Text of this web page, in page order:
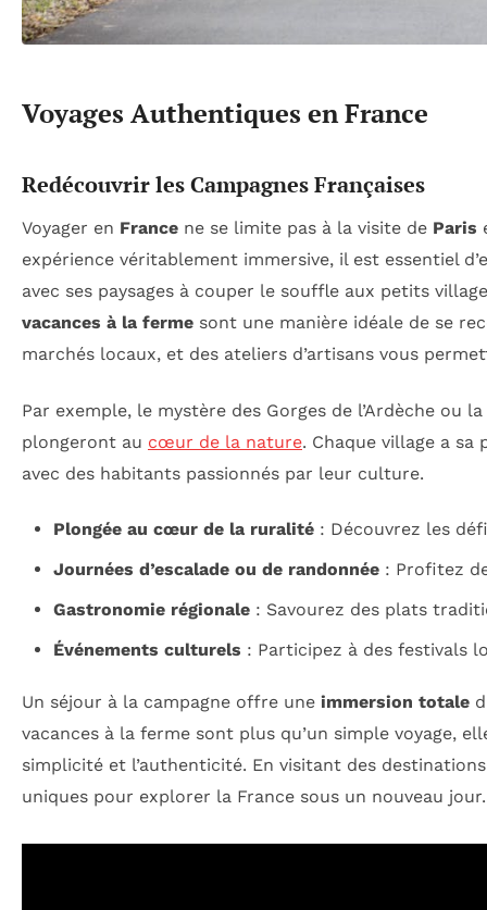
Voyages Authentiques en France
Redécouvrir les Campagnes Françaises
Voyager en France ne se limite pas à la visite de Paris
expérience véritablement immersive, il est essentiel
avec ses paysages à couper le souffle aux petits
vacances à la ferme sont une manière idéale de se
marchés locaux, et des ateliers d’artisans vous
Par exemple, le mystère des Gorges de l’Ardèche ou
plongeront au cœur de la nature. Chaque village a
avec des habitants passionnés par leur culture.
Plongée au cœur de la ruralité: Découvrez les
Journées d’escalade ou de randonnée: Profitez
Gastronomie régionale: Savourez des plats
Événements culturels : Participez à des festivals
Un séjour à la campagne offre une immersion totale
vacances à la ferme sont plus qu’un simple voyage,
simplicité et l’authenticité. En visitant des
uniques pour explorer la France sous un nouveau jour.